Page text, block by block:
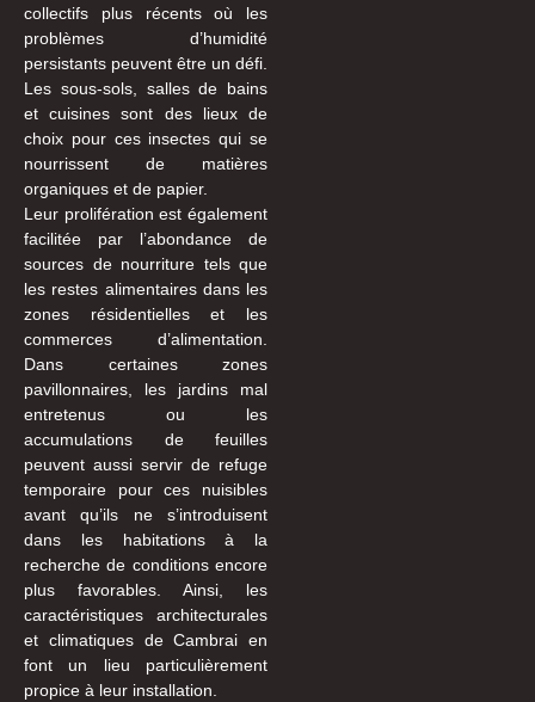
collectifs plus récents où les
problèmes d’humidité
persistants peuvent être un défi.
Les sous-sols, salles de bains
et cuisines sont des lieux de
choix pour ces insectes qui se
nourrissent de matières
organiques et de papier.
Leur prolifération est également
facilitée par l’abondance de
sources de nourriture tels que
les restes alimentaires dans les
zones résidentielles et les
commerces d’alimentation.
Dans certaines zones
pavillonnaires, les jardins mal
entretenus ou les
accumulations de feuilles
peuvent aussi servir de refuge
temporaire pour ces nuisibles
avant qu’ils ne s’introduisent
dans les habitations à la
recherche de conditions encore
plus favorables. Ainsi, les
caractéristiques architecturales
et climatiques de Cambrai en
font un lieu particulièrement
propice à leur installation.